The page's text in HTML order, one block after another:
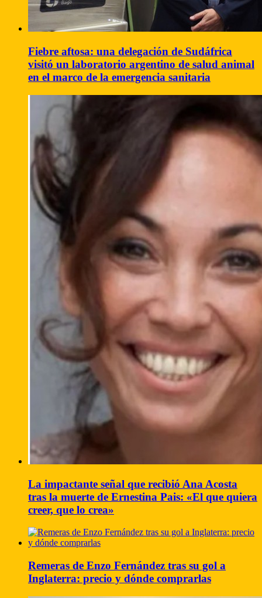
Fiebre aftosa: una delegación de Sudáfrica
visitó un laboratorio argentino de salud animal
en el marco de la emergencia sanitaria
La impactante señal que recibió Ana Acosta
tras la muerte de Ernestina Pais: «El que quiera
creer, que lo crea»
Remeras de Enzo Fernández tras su gol a
Inglaterra: precio y dónde comprarlas